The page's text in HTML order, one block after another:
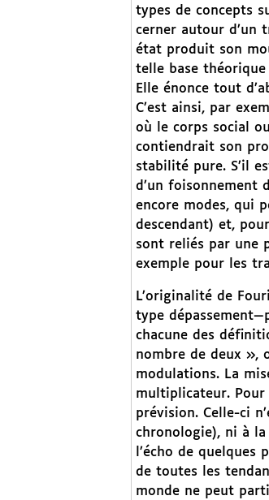
types de concepts
cerner autour d’un
état produit son
telle base
Elle énonce tout
C’est ainsi, par
où le corps social
contiendrait son
stabilité pure. S’il
d’un foisonnement
encore modes, qui
descendant) et,
sont reliés par une
exemple pour les
L’originalité de
type
chacune des
nombre de deux »,
modulations. La
multiplicateur.
prévision. Celle-ci
chronologie), ni à
l’écho de quelques
de toutes les
monde ne peut